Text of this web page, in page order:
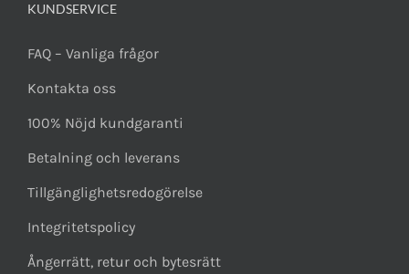
KUNDSERVICE
FAQ – Vanliga frågor
Kontakta oss
100% Nöjd kundgaranti
Betalning och leverans
Tillgänglighetsredogörelse
Integritetspolicy
Ångerrätt, retur och bytesrätt